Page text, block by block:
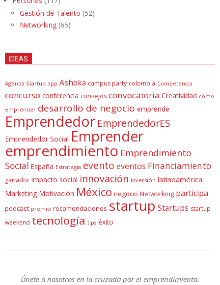
Gestión de Talento (52)
Networking (65)
IDEAS
Agenda Startup app Ashoka campus party colombia Competencia
concurso conferencia consejos convocatoria Creatividad cómo
emprender desarrollo de negocio emprende
Emprendedor EmprendedorES
Emprendedor Social Emprender
emprendimiento Emprendimiento
Social España Estrategia evento eventos Financiamiento
ganador impacto social innovación inversión latinoamérica
Marketing Motivación México negocio Networking participa
podcast premio recomendaciones startup Startups startup
weekend tecnología tips éxito
Únete a nosotros en la cruzada por el emprendimiento.